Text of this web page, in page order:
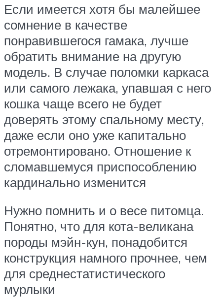
Если имеется хотя бы малейшее
сомнение в качестве
понравившегося гамака, лучше
обратить внимание на другую
модель. В случае поломки каркаса
или самого лежака, упавшая с него
кошка чаще всего не будет
доверять этому спальному месту,
даже если оно уже капитально
отремонтировано. Отношение к
сломавшемуся приспособлению
кардинально изменится
Нужно помнить и о весе питомца.
Понятно, что для кота-великана
породы мэйн-кун, понадобится
конструкция намного прочнее, чем
для среднестатистического
мурлыки